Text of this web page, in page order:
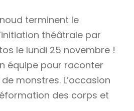
terminent le
théâtrale par
le lundi 25 novembre !
équipe pour raconter
monstres. L’occasion
des corps et